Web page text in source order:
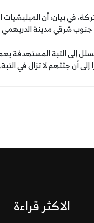
في بيان، أن
شرقي مدينة الدريهمي
إلى التبة المستهدفة
أن جثثهم لا تزال في التبة.
الاكثر قراءة